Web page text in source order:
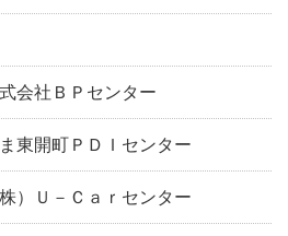
会社ＢＰセンター
東開町ＰＤＩセンター
）Ｕ－Ｃａｒセンター